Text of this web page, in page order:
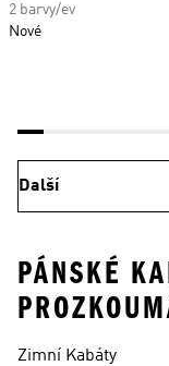
2 barvy/ev
Nové
Další
PÁNSKÉ
Zimní Kabáty